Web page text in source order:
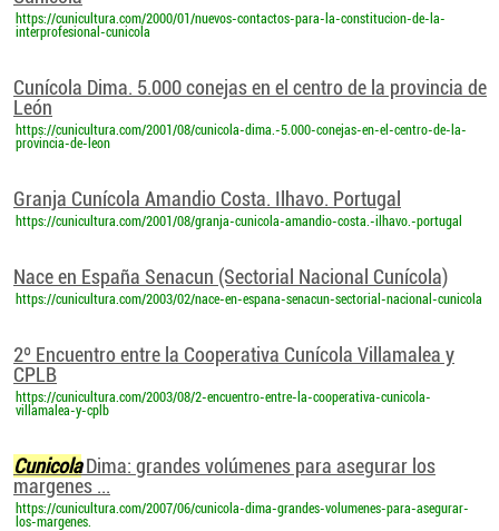
https://cunicultura.com/2000/01/nuevos-contactos-para-la-constitucion-de-la-
interprofesional-cunicola
Cunícola Dima. 5.000 conejas en el centro de la provincia de
León
https://cunicultura.com/2001/08/cunicola-dima.-5.000-conejas-en-el-centro-de-la-
provincia-de-leon
Granja Cunícola Amandio Costa. Ilhavo. Portugal
https://cunicultura.com/2001/08/granja-cunicola-amandio-costa.-ilhavo.-portugal
Nace en España Senacun (Sectorial Nacional Cunícola)
https://cunicultura.com/2003/02/nace-en-espana-senacun-sectorial-nacional-cunicola
2º Encuentro entre la Cooperativa Cunícola Villamalea y
CPLB
https://cunicultura.com/2003/08/2-encuentro-entre-la-cooperativa-cunicola-
villamalea-y-cplb
CunicolaDima: grandes volúmenes para asegurar los
margenes ...
https://cunicultura.com/2007/06/cunicola-dima-grandes-volumenes-para-asegurar-
los-margenes.